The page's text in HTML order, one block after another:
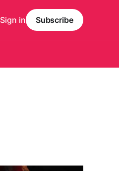
Sign in Subscribe